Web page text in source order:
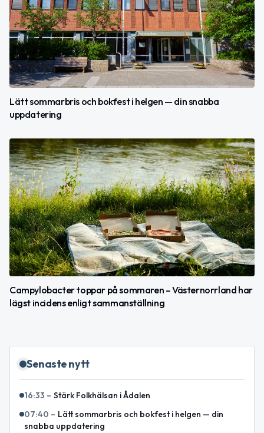
Lätt sommarbris och bokfest i helgen — din snabba
uppdatering
Campylobacter toppar på sommaren – Västernorrland har
lägst incidens enligt sammanställning
Senaste nytt
16:33 – Stärk Folkhälsan i Ådalen
07:40 – Lätt sommarbris och bokfest i helgen — din
snabba uppdatering